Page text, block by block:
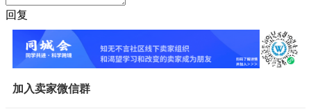
回复
加入卖家微信群